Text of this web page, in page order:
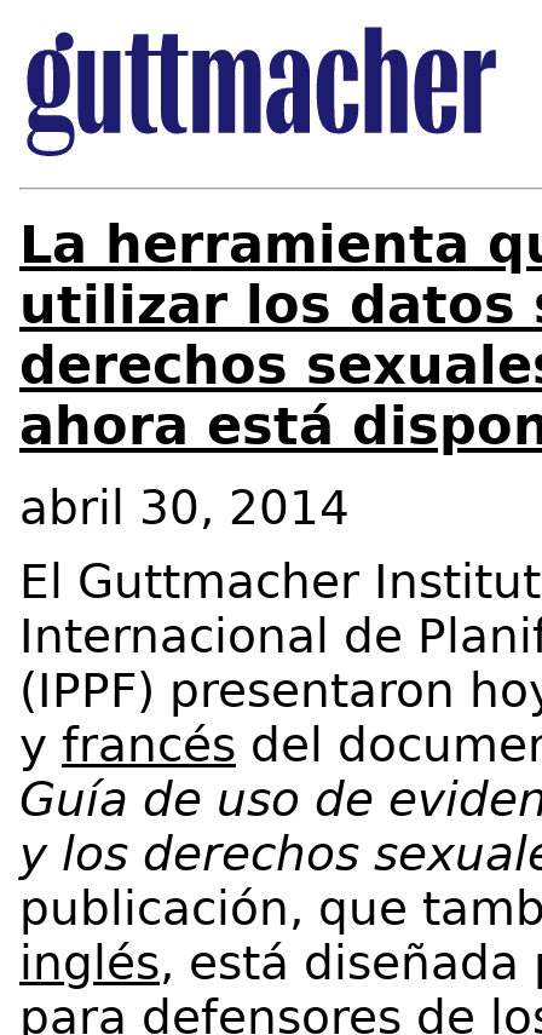
La herramienta
utilizar los datos
derechos
ahora está
abril 30, 2014
El Guttmacher
Internacional de
(IPPF) presentaron
y francés del
Guía de uso de
y los derechos
publicación, que
inglés, está
para defensores de